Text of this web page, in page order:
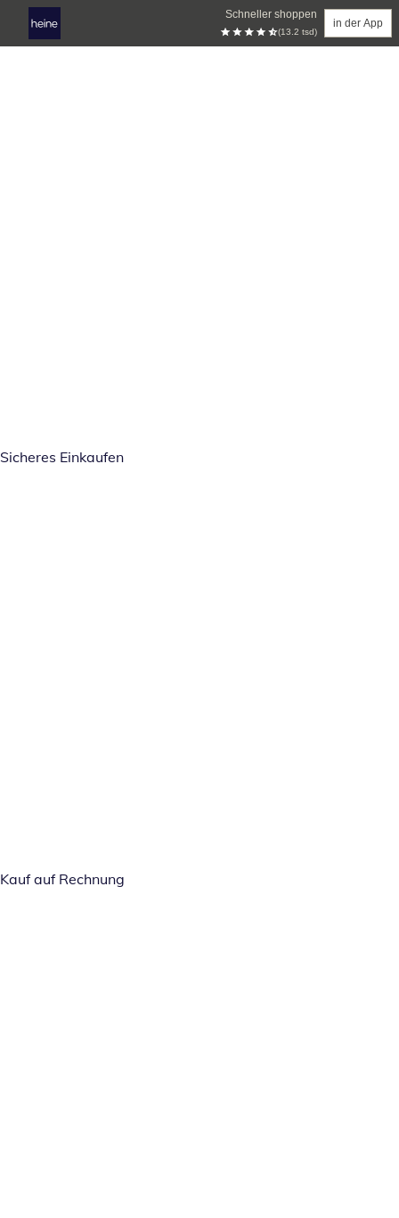
Schneller shoppen
(13.2 tsd)
in der App
Sicheres Einkaufen
Kauf auf Rechnung